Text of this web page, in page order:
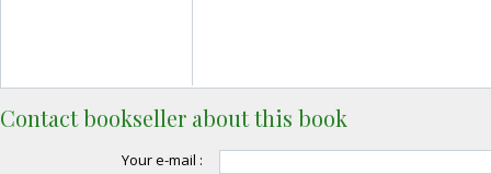
Contact bookseller about this book
Your e-mail :